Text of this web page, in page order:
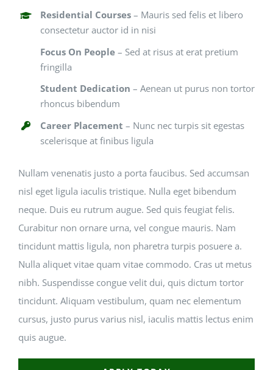
Residential Courses– Mauris sed felis et libero
consectetur auctor id in nisi
Focus On People– Sed at risus at erat pretium
fringilla
Student Dedication – Aenean ut purus non tortor
rhoncus bibendum
Career Placement – Nunc nec turpis sit egestas
scelerisque at finibus ligula
Nullam venenatis justo a porta faucibus. Sed accumsan
nisl eget ligula iaculis tristique. Nulla eget bibendum
neque. Duis eu rutrum augue. Sed quis feugiat felis.
Curabitur non ornare urna, vel congue mauris. Nam
tincidunt mattis ligula, non pharetra turpis posuere a.
Nulla aliquet vitae quam vitae commodo. Cras ut metus
nibh. Suspendisse congue velit dui, quis dictum tortor
tincidunt. Aliquam vestibulum, quam nec elementum
cursus, justo purus varius nisl, iaculis mattis lectus enim
quis augue.